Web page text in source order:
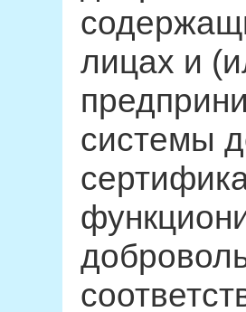
лицах и
системы